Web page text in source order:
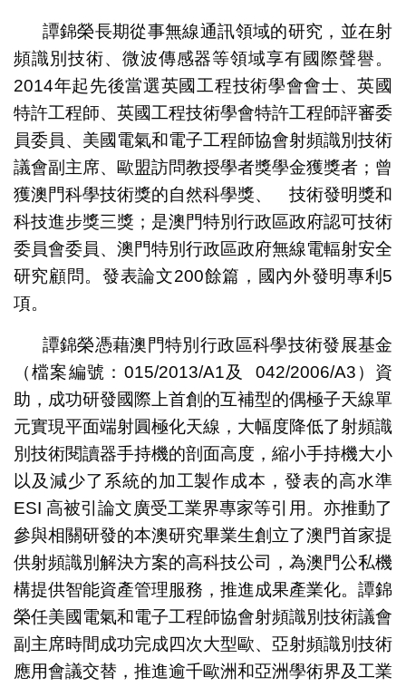
譚錦榮長期從事無線通訊領域的研究，並在射
頻識別技術、微波傳感器等領域享有國際聲譽。
2014年起先後當選英國工程技術學會會士、英國
特許工程師、英國工程技術學會特許工程師評審委
員委員、美國電氣和電子工程師協會射頻識別技術
議會副主席、歐盟訪問教授學者獎學金獲獎者；曾
獲澳門科學技術獎的自然科學獎、 技術發明獎和
科技進步獎三獎；是澳門特別行政區政府認可技術
委員會委員、澳門特別行政區政府無線電輻射安全
研究顧問。發表論文200餘篇，國內外發明專利5
項。
譚錦榮憑藉澳門特別行政區科學技術發展基金
（檔案編號：015/2013/A1及 042/2006/A3）資
助，成功研發國際上首創的互補型的偶極子天線單
元實現平面端射圓極化天線，大幅度降低了射頻識
別技術閱讀器手持機的剖面高度，縮小手持機大小
以及減少了系統的加工製作成本，發表的高水準
ESI 高被引論文廣受工業界專家等引用。亦推動了
參與相關研發的本澳研究畢業生創立了澳門首家提
供射頻識別解決方案的高科技公司，為澳門公私機
構提供智能資產管理服務，推進成果產業化。譚錦
榮任美國電氣和電子工程師協會射頻識別技術議會
副主席時間成功完成四次大型歐、亞射頻識別技術
應用會議交替，推進逾千歐洲和亞洲學術界及工業